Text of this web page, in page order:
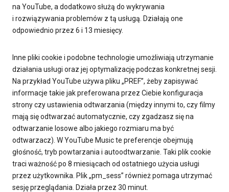
na YouTube, a dodatkowo służą do wykrywania
i rozwiązywania problemów z tą usługą. Działają one
odpowiednio przez 6 i 13 miesięcy.
Inne pliki cookie i podobne technologie umożliwiają utrzymanie
działania usługi oraz jej optymalizację podczas konkretnej sesji.
Na przykład YouTube używa pliku „PREF”, żeby zapisywać
informacje takie jak preferowana przez Ciebie konfiguracja
strony czy ustawienia odtwarzania (między innymi to, czy filmy
mają się odtwarzać automatycznie, czy zgadzasz się na
odtwarzanie losowe albo jakiego rozmiaru ma być
odtwarzacz). W YouTube Music te preferencje obejmują
głośność, tryb powtarzania i autoodtwarzanie. Taki plik cookie
traci ważność po 8 miesiącach od ostatniego użycia usługi
przez użytkownika. Plik „pm_sess” również pomaga utrzymać
sesję przeglądania. Działa przez 30 minut.